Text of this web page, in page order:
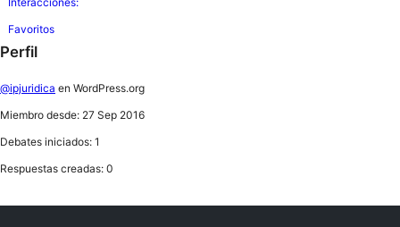
Favoritos
Perfil
@ipjuridica en WordPress.org
Miembro desde: 27 Sep 2016
Debates iniciados: 1
Respuestas creadas: 0